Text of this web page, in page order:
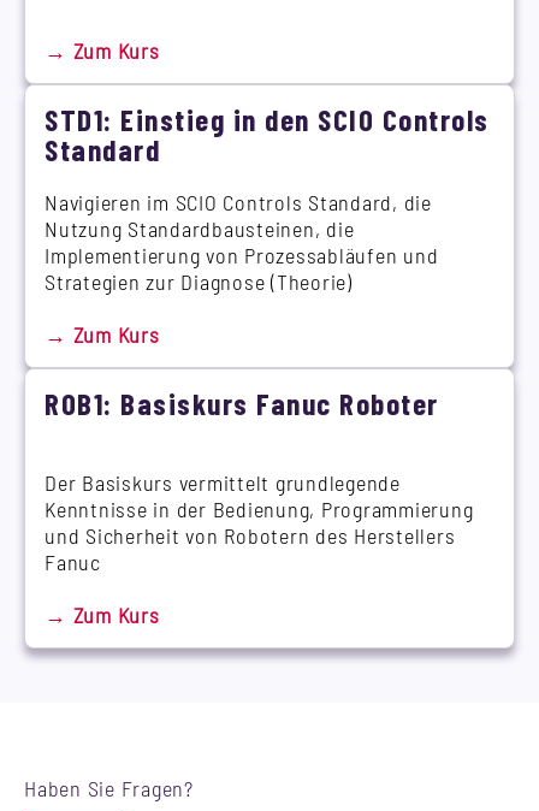
→ Zum Kurs
STD1: Einstieg in den SCIO Controls
Standard
Navigieren im SCIO Controls Standard, die
Nutzung Standardbausteinen, die
Implementierung von Prozessabläufen und
Strategien zur Diagnose (Theorie)
→ Zum Kurs
ROB1: Basiskurs Fanuc Roboter
Der Basiskurs vermittelt grundlegende
Kenntnisse in der Bedienung, Programmierung
und Sicherheit von Robotern des Herstellers
Fanuc
→ Zum Kurs
Haben Sie Fragen?